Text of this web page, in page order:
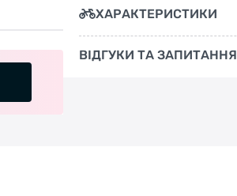
ХАРАКТЕРИСТИКИ
ВІДГУКИ ТА ЗАПИТАННЯ